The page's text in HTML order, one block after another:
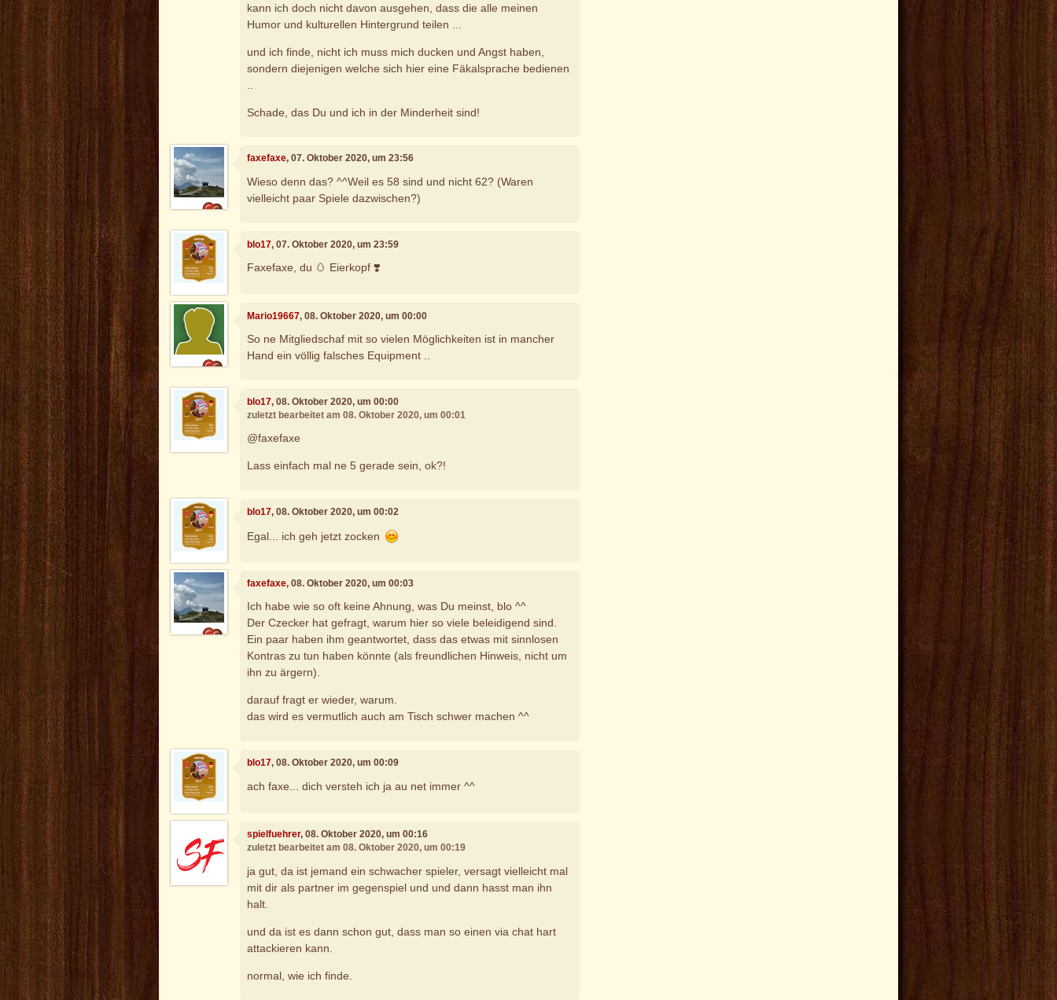
kann ich doch nicht davon ausgehen, dass die alle meinen
Humor und kulturellen Hintergrund teilen ...
und ich finde, nicht ich muss mich ducken und Angst haben,
sondern diejenigen welche sich hier eine Fäkalsprache bedienen
Schade, das Du und ich in der Minderheit sind!
faxefaxe, 07. Oktober 2020, um 23:56
Wieso denn das? ^^Weil es 58 sind und nicht 62? (Waren
vielleicht paar Spiele dazwischen?)
blo17, 07. Oktober 2020, um 23:59
Faxefaxe, du 🥚 Eierkopf ❣️
Mario19667, 08. Oktober 2020, um 00:00
So ne Mitgliedschaf mit so vielen Möglichkeiten ist in mancher
Hand ein völlig falsches Equipment ..
blo17, 08. Oktober 2020, um 00:00
zuletzt bearbeitet am 08. Oktober 2020, um 00:01
@faxefaxe
Lass einfach mal ne 5 gerade sein, ok?!
blo17, 08. Oktober 2020, um 00:02
Egal... ich geh jetzt zocken
faxefaxe, 08. Oktober 2020, um 00:03
Ich habe wie so oft keine Ahnung, was Du meinst, blo ^^
Der Czecker hat gefragt, warum hier so viele beleidigend sind.
Ein paar haben ihm geantwortet, dass das etwas mit sinnlosen
Kontras zu tun haben könnte (als freundlichen Hinweis, nicht um
ihn zu ärgern).
darauf fragt er wieder, warum.
das wird es vermutlich auch am Tisch schwer machen ^^
blo17, 08. Oktober 2020, um 00:09
ach faxe... dich versteh ich ja au net immer ^^
spielfuehrer, 08. Oktober 2020, um 00:16
zuletzt bearbeitet am 08. Oktober 2020, um 00:19
ja gut, da ist jemand ein schwacher spieler, versagt vielleicht mal
mit dir als partner im gegenspiel und und dann hasst man ihn
halt.
und da ist es dann schon gut, dass man so einen via chat hart
attackieren kann.
normal, wie ich finde.